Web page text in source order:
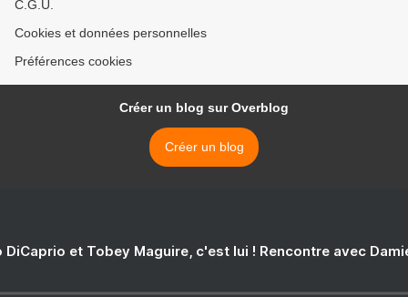
C.G.U.
Cookies et données personnelles
Préférences cookies
Créer un blog sur Overblog
Créer un blog
DiCaprio et Tobey Maguire, c'est lui ! Rencontre avec